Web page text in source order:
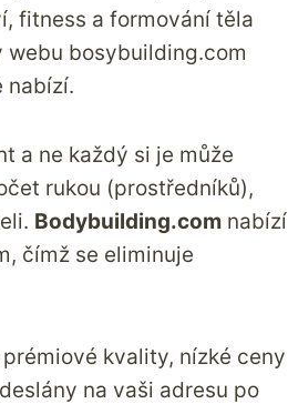
fitness a formování těla
bosybuilding.com
nabízí.
a ne každý si je může
rukou (prostředníků),
Bodybuilding.com nabízí
čímž se eliminuje
kvality, nízké ceny
na vaši adresu po